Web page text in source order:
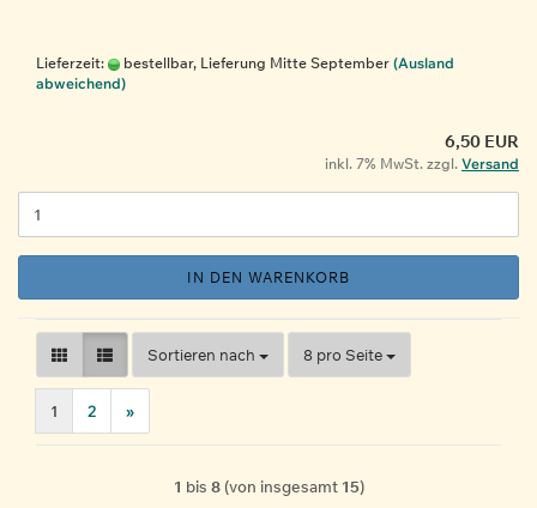
Lieferzeit: bestellbar, Lieferung Mitte September (Ausland
abweichend)
6,50 EUR
inkl. 7% MwSt. zzgl. Versand
IN DEN WARENKORB
Sortieren nach
Sortieren nach 8 pro Seite
pro Seite
1 2 »
1 bis 8(von insgesamt 15)